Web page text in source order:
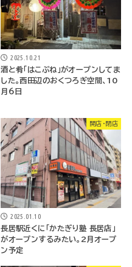
2025.10.21
酒と肴「はこぶね」がオープンしてま
した。西田辺のおくつろぎ空間、10
月6日
開店・閉店
2025.01.10
長居駅近くに「かたぎり塾 長居店」
がオープンするみたい。2月オープ
ン予定